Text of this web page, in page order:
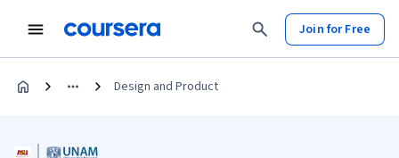
Join for Free
Design and Product